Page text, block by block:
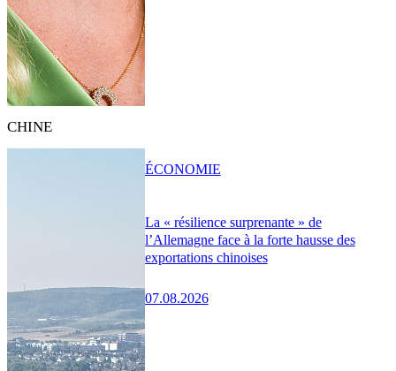
CHINE
La « résilience surprenante » de
l’Allemagne face à la forte hausse des
exportations chinoises
07.08.2026
ÉCONOMIE